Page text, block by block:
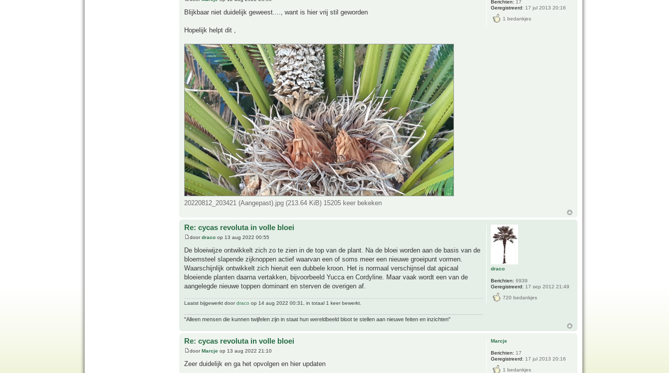
Blijkbaar niet duidelijk geweest...., want is hier vrij stil geworden
Hopelijk helpt dit ,
20220812_203421 (Aangepast).jpg (213.64 KiB) 15205 keer bekeken
Berichten: 17
Geregistreerd: 17 jul 2013 20:16
1 bedankjes
Re: cycas revoluta in volle bloei
doordraco op 13 aug 2022 00:55
De bloeiwijze ontwikkelt zich zo te zien in de top van de plant. Na de bloei worden aan de basis van de
bloemsteel slapende zijknoppen actief waarvan een of soms meer een nieuwe groeipunt vormen.
Waarschijnlijk ontwikkelt zich hieruit een dubbele kroon. Het is normaal verschijnsel dat apicaal
bloeiende planten daarna vertakken, bijvoorbeeld Yucca en Cordyline. Maar vaak wordt een van de
aangelegde nieuwe toppen dominant en sterven de overigen af.
Laatst bijgewerkt doordraco op 14 aug 2022 00:31, in totaal 1 keer bewerkt.
"Alleen mensen die kunnen twijfelen zijn in staat hun wereldbeeld bloot te stellen aan nieuwe feiten en inzichten"
draco
Berichten: 6939
Geregistreerd: 17 sep 2012 21:49
720 bedankjes
Re: cycas revoluta in volle bloei
doorMarcje op 13 aug 2022 21:10
Zeer duidelijk en ga het opvolgen en hier updaten
Marcje
Berichten: 17
Geregistreerd: 17 jul 2013 20:16
1 bedankjes